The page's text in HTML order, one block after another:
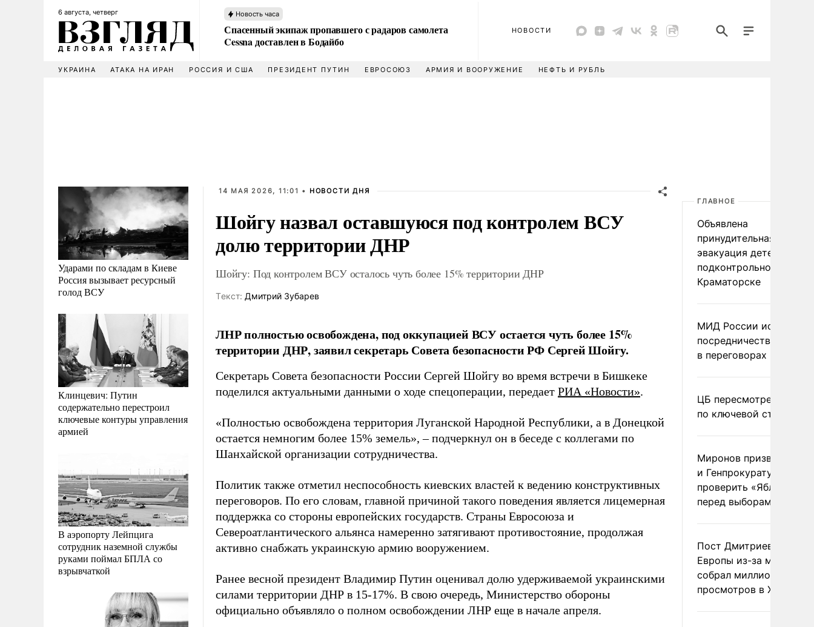
6 августа, четверг Новость часа
Спасенный экипаж пропавшего с радаров самолета
Cessna доставлен в Бодайбо
НОВОСТИ
УКРАИНА АТАКА НА ИРАН РОССИЯ И США ПРЕЗИДЕНТ ПУТИН ЕВРОСОЮЗ АРМИЯ И ВООРУЖЕНИЕ НЕФТЬ И РУБЛЬ
Ударами по складам в Киеве
Россия вызывает ресурсный
голод ВСУ
Клинцевич: Путин
содержательно перестроил
ключевые контуры управления
армией
В аэропорту Лейпцига
сотрудник наземной службы
руками поймал БПЛА со
взрывчаткой
14 МАЯ 2026, 11:01 • НОВОСТИ ДНЯ
Шойгу назвал оставшуюся под контролем ВСУ
долю территории ДНР
Шойгу: Под контролем ВСУ осталось чуть более 15% территории ДНР
Tекст: Дмитрий Зубарев
ЛНР полностью освобождена, под оккупацией ВСУ остается чуть более 15%
территории ДНР, заявил секретарь Совета безопасности РФ Сергей Шойгу.
Секретарь Совета безопасности России Сергей Шойгу во время встречи в Бишкеке
поделился актуальными данными о ходе спецоперации, передает РИА «Новости».
«Полностью освобождена территория Луганской Народной Республики, а в Донецкой
остается немногим более 15% земель», – подчеркнул он в беседе с коллегами по
Шанхайской организации сотрудничества.
Политик также отметил неспособность киевских властей к ведению конструктивных
переговоров. По его словам, главной причиной такого поведения является лицемерная
поддержка со стороны европейских государств. Страны Евросоюза и
Североатлантического альянса намеренно затягивают противостояние, продолжая
активно снабжать украинскую армию вооружением.
Ранее весной президент Владимир Путин оценивал долю удерживаемой украинскими
силами территории ДНР в 15-17%. В свою очередь, Министерство обороны
официально объявляло о полном освобождении ЛНР еще в начале апреля.
ГЛАВНОЕ
Объявлена
принудительная
эвакуация детей в
подконтрольном Киеву
Краматорске
МИД России исключил
посредничество
в переговорах по
ЦБ пересмотрел
по ключевой ставке
Миронов призвал
и Генпрокуратуру
проверить «Яблоко»
перед выборами
Пост Дмитриева о
Европы из-за
собрал миллион
просмотров в X